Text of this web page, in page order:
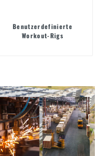
Benutzerdefinierte
Workout-Rigs